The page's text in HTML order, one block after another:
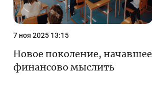
7 ноя 2025 13:15
Новое поколение, начавшее
финансово мыслить